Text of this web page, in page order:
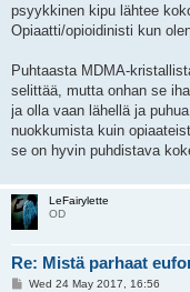
psyykkinen kipu lähtee
Opiaatti/opioidinisti kun
Puhtaasta MDMA-
selittää, mutta onhan se
ja olla vaan lähellä ja
nuokkumista kuin
se on hyvin puhdistava
LeFairylette
OD
Re: Mistä parhaat
PWed 24 May 2017, 16:56